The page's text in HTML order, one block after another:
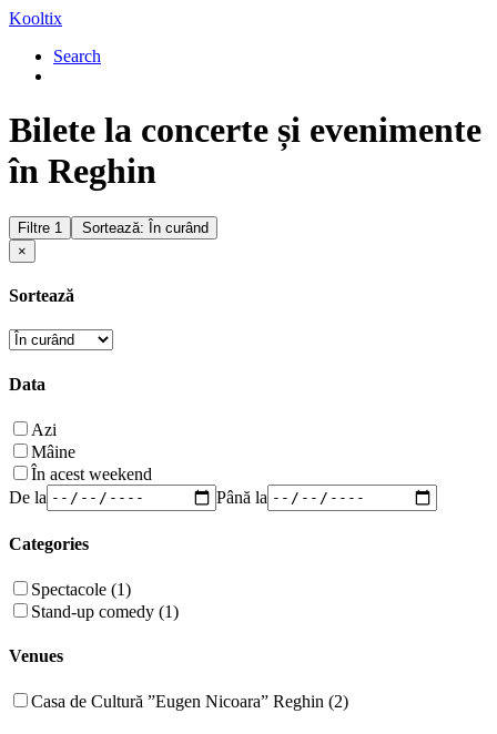
Kooltix
Search
Bilete la concerte și evenimente
în Reghin
Filtre 1
Sortează: În curând
×
Sortează
Data
Azi
Mâine
În acest weekend
De la
Până la
Categories
Spectacole (1)
Stand-up comedy (1)
Venues
Casa de Cultură ”Eugen Nicoara” Reghin (2)